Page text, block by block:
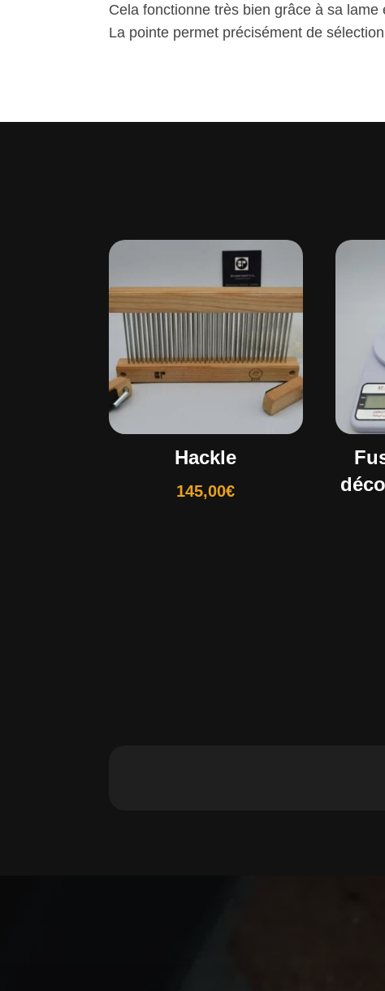
Cela fonctionne très bien grâce à sa
La pointe permet précisément de
Hackle
145,00€